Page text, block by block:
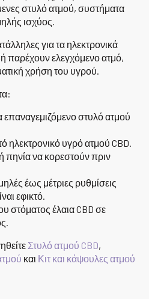
στυλό ατμού, συστήματα
ισχύος.
για τα ηλεκτρονικά
παρέχουν ελεγχόμενο ατμό,
χρήση του υγρού.
στυλό ατμού
ηλεκτρονικό υγρό ατμού CBD.
πηνία να κορεστούν πριν
έως μέτριες ρυθμίσεις
εφικτό.
στόματος έλαια CBD σε
Στυλό ατμού CBD,
και Κιτ και κάψουλες ατμού